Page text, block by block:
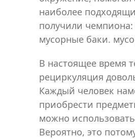
наиболее
получили
мусорные баки.
В настоящее время
рециркуляция
Каждый человек
приобрести
можно
Вероятно, это